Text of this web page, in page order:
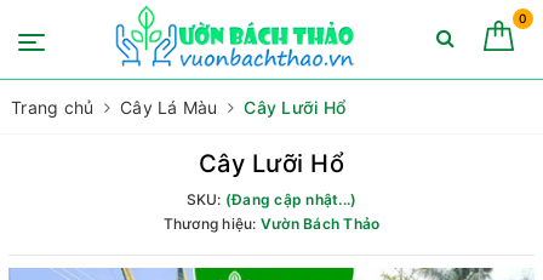
0
Trang chủ Cây Lá Màu Cây Lưỡi Hổ
Cây Lưỡi Hổ
SKU: (Đang cập nhật...)
Thương hiệu: Vườn Bách Thảo